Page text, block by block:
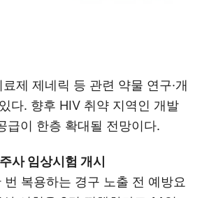
제 제네릭 등 관련 약물 연구·개
다. 향후 HIV 취약 지역인 개발
급이 한층 확대될 전망이다.
사 임상시험 개시
복용하는 경구 노출 전 예방요